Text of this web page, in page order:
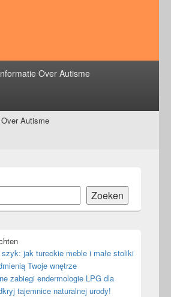
Over Autisme
Autisme
Zoeken
jak tureckie meble i małe stoliki
Twoje wnętrze
zabiegi endermologie LPG dla
tajemnice naturalnej urody!